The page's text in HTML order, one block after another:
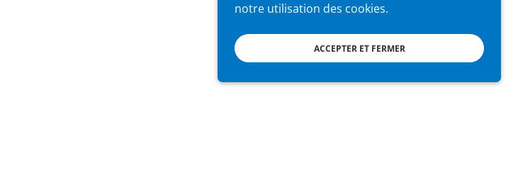
notre utilisation des cookies.
ACCEPTER ET FERMER